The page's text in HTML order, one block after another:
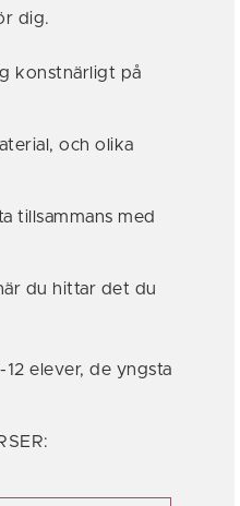
dig.
konstnärligt på
och olika
tillsammans med
du hittar det du
elever, de yngsta